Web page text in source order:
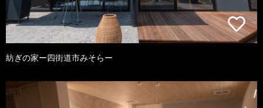
紡ぎの家ー四街道市みそらー